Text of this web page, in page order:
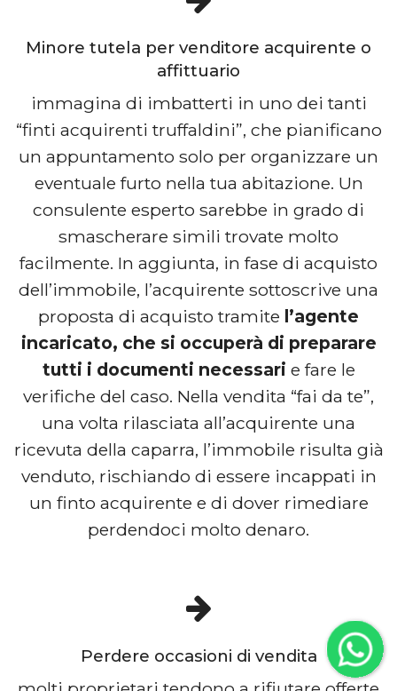
Minore tutela per venditore acquirente o
affittuario
immagina di imbatterti in uno dei tanti
“finti acquirenti truffaldini”, che pianificano
un appuntamento solo per organizzare un
eventuale furto nella tua abitazione. Un
consulente esperto sarebbe in grado di
smascherare simili trovate molto
facilmente. In aggiunta, in fase di acquisto
dell’immobile, l’acquirente sottoscrive una
proposta di acquisto tramite l’agente
incaricato, che si occuperà di preparare
tutti i documenti necessari e fare le
verifiche del caso. Nella vendita “fai da te”,
una volta rilasciata all’acquirente una
ricevuta della caparra, l’immobile risulta già
venduto, rischiando di essere incappati in
un finto acquirente e di dover rimediare
perdendoci molto denaro.
Perdere occasioni di vendita